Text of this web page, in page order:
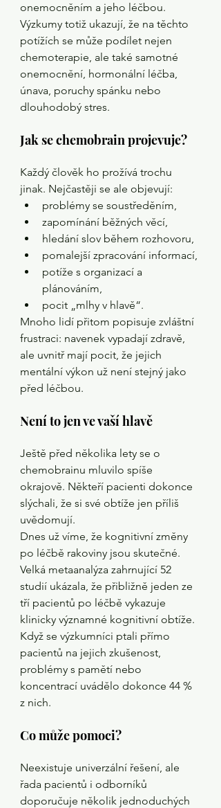
onemocněním a jeho léčbou.
Výzkumy totiž ukazují, že na těchto
potížích se může podílet nejen
chemoterapie, ale také samotné
onemocnění, hormonální léčba,
únava, poruchy spánku nebo
dlouhodobý stres.
Jak se chemobrain projevuje?
Každý člověk ho prožívá trochu
jinak. Nejčastěji se ale objevují:
problémy se soustředěním,
zapomínání běžných věcí,
hledání slov během rozhovoru,
pomalejší zpracování informací,
potíže s organizací a
plánováním,
pocit „mlhy v hlavě“.
Mnoho lidí přitom popisuje zvláštní
frustraci: navenek vypadají zdravě,
ale uvnitř mají pocit, že jejich
mentální výkon už není stejný jako
před léčbou.
Není to jen ve vaší hlavě
Ještě před několika lety se o
chemobrainu mluvilo spíše
okrajově. Někteří pacienti dokonce
slýchali, že si své obtíže jen příliš
uvědomují.
Dnes už víme, že kognitivní změny
po léčbě rakoviny jsou skutečné.
Velká metaanalýza zahrnující 52
studií ukázala, že přibližně jeden ze
tří pacientů po léčbě vykazuje
klinicky významné kognitivní obtíže.
Když se výzkumníci ptali přímo
pacientů na jejich zkušenost,
problémy s pamětí nebo
koncentrací uvádělo dokonce 44 %
z nich.
Co může pomoci?
Neexistuje univerzální řešení, ale
řada pacientů i odborníků
doporučuje několik jednoduchých